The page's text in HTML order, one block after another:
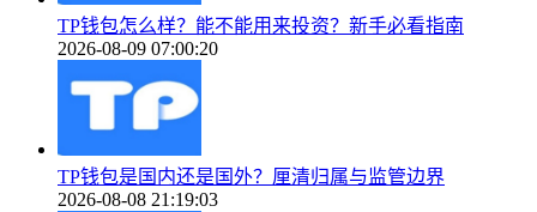
TP钱包怎么样？能不能用来投资？新手必看指南
2026-08-09 07:00:20
TP钱包是国内还是国外？厘清归属与监管边界
2026-08-08 21:19:03